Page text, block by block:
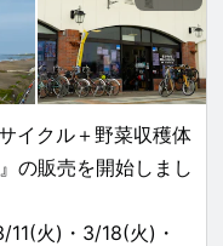
イクル＋野菜収穫体
の販売を開始しまし
火)・3/18(火)・